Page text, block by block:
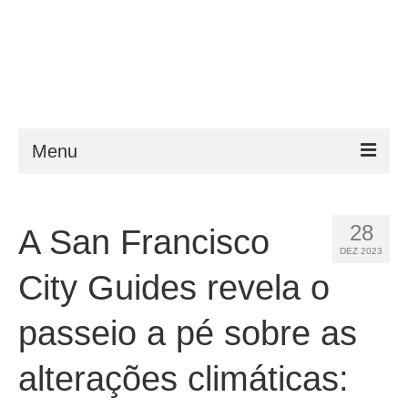
Menu
Requisitos
FAQ
Ajuda
Notícias
28
DEZ 2023
A San Francisco
City Guides revela o
passeio a pé sobre as
alterações climáticas: